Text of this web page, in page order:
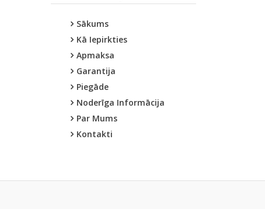
Sākums
Kā Iepirkties
Apmaksa
Garantija
Piegāde
Noderīga Informācija
Par Mums
Kontakti